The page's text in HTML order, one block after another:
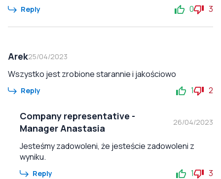
Reply 0 3
Arek25/04/2023
Wszystko jest zrobione starannie i jakościowo
Reply 1 2
Company representative -
Manager Anastasia
26/04/2023
Jesteśmy zadowoleni, że jesteście zadowoleni z
wyniku.
Reply 1 3